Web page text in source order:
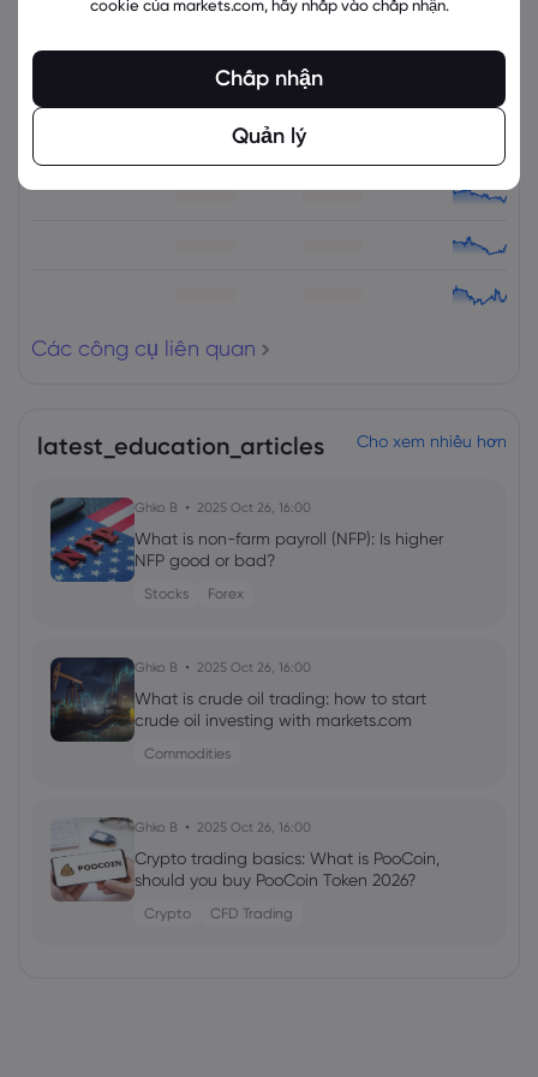
Các công cụ liên quan
Tài sản Bán Mua % Thay đổi
Các công cụ liên quan
latest_education_articles Cho xem nhiều hơn
Ghko B 2025 Oct 26, 16:00
What is non-farm payroll (NFP): Is higher
NFP good or bad?
Stocks Forex
Ghko B 2025 Oct 26, 16:00
What is crude oil trading: how to start
crude oil investing with markets.com
Commodities
Ghko B 2025 Oct 26, 16:00
Crypto trading basics: What is PooCoin,
should you buy PooCoin Token 2026?
Crypto CFD Trading
cookie của markets.com, hãy nhấp vào chấp nhận.
Chấp nhận
Quản lý